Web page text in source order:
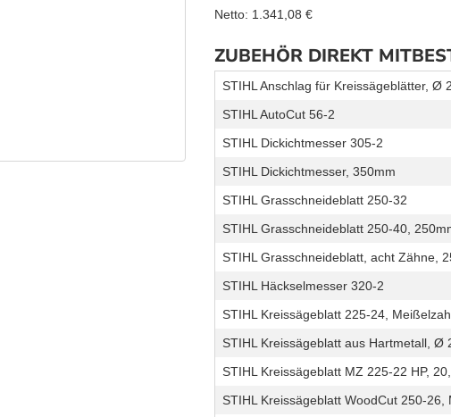
Netto: 1.341,08 €
ZUBEHÖR DIREKT
STIHL Anschlag für Kreissägeblätter, Ø
STIHL AutoCut 56-2
STIHL Dickichtmesser 305-2
STIHL Dickichtmesser, 350mm
STIHL Grasschneideblatt 250-32
STIHL Grasschneideblatt 250-40,
STIHL Grasschneideblatt, acht Zähne,
STIHL Häckselmesser 320-2
STIHL Kreissägeblatt 225-24,
STIHL Kreissägeblatt aus Hartmetall, Ø
STIHL Kreissägeblatt MZ 225-22 HP,
STIHL Kreissägeblatt WoodCut 250-26,